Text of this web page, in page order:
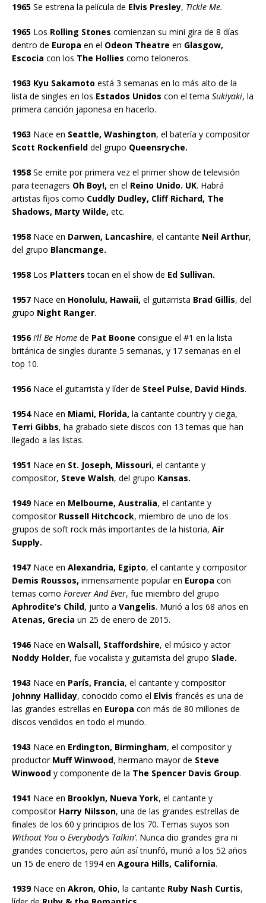
1965 Se estrena la película de Elvis Presley, Tickle Me.
1965 Los Rolling Stones comienzan su mini gira de 8 días
dentro de Europa en el Odeon Theatre en Glasgow,
Escocia con los The Hollies como teloneros.
1963 Kyu Sakamoto está 3 semanas en lo más alto de la
lista de singles en los Estados Unidos con el tema Sukiyaki, la
primera canción japonesa en hacerlo.
1963 Nace en Seattle, Washington, el batería y compositor
Scott Rockenfield del grupo Queensryche.
1958 Se emite por primera vez el primer show de televisión
para teenagers Oh Boy!, en el Reino Unido. UK. Habrá
artistas fijos como Cuddly Dudley, Cliff Richard, The
Shadows, Marty Wilde, etc.
1958 Nace en Darwen, Lancashire, el cantante Neil Arthur,
del grupo Blancmange.
1958 Los Platters tocan en el show de Ed Sullivan.
1957 Nace en Honolulu, Hawaii, el guitarrista Brad Gillis, del
grupo Night Ranger.
1956 I’ll Be Home de Pat Boone consigue el #1 en la lista
británica de singles durante 5 semanas, y 17 semanas en el
top 10.
1956Nace el guitarrista y líder de Steel Pulse, David Hinds.
1954Nace en Miami, Florida, la cantante country y ciega,
Terri Gibbs, ha grabado siete discos con 13 temas que han
llegado a las listas.
1951 Nace en St. Joseph, Missouri, el cantante y
compositor, Steve Walsh, del grupo Kansas.
1949Nace en Melbourne, Australia, el cantante y
compositor Russell Hitchcock, miembro de uno de los
grupos de soft rock más importantes de la historia, Air
Supply.
1947 Nace en Alexandria, Egipto, el cantante y compositor
Demis Roussos, inmensamente popular en Europa con
temas como Forever And Ever, fue miembro del grupo
Aphrodite’s Child, junto a Vangelis. Murió a los 68 años en
Atenas, Grecia un 25 de enero de 2015.
1946Nace en Walsall, Staffordshire, el músico y actor
Noddy Holder, fue vocalista y guitarrista del grupo Slade.
1943 Nace en París, Francia, el cantante y compositor
Johnny Halliday, conocido como el Elvis francés es una de
las grandes estrellas en Europa con más de 80 millones de
discos vendidos en todo el mundo.
1943 Nace en Erdington, Birmingham, el compositor y
productor Muff Winwood, hermano mayor de Steve
Winwood y componente de la The Spencer Davis Group.
1941 Nace en Brooklyn, Nueva York, el cantante y
compositor Harry Nilsson, una de las grandes estrellas de
finales de los 60 y principios de los 70. Temas suyos son
Without You o Everybody’s Talkin’. Nunca dio grandes gira ni
grandes conciertos, pero aún así triunfó, murió a los 52 años
un 15 de enero de 1994 en Agoura Hills, California.
1939Nace en Akron, Ohio, la cantante Ruby Nash Curtis,